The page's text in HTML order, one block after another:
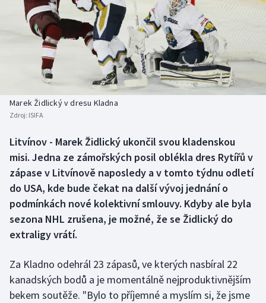
DALŠÍ SPORTY
Americký fotbal
Baseball a softbal
Biatlon
Boby a skeleton
Box
Curling
Dostihy
Florbal
Futsal
NEPŘEHLÉDNĚTE
Soutěže
Historické návraty
Aplikace ČT sport
AZ kvíz
Marek Židlický v dresu Kladna
Zdroj: ISIFA
Litvínov - Marek Židlický ukončil svou kladenskou
misi. Jedna ze zámořských posil oblékla dres Rytířů v
zápase v Litvínově naposledy a v tomto týdnu odletí
do USA, kde bude čekat na další vývoj jednání o
podmínkách nové kolektivní smlouvy. Kdyby ale byla
sezona NHL zrušena, je možné, že se Židlický do
extraligy vrátí.
Za Kladno odehrál 23 zápasů, ve kterých nasbíral 22
kanadských bodů a je momentálně nejproduktivnějším
bekem soutěže. "Bylo to příjemné a myslím si, že jsme